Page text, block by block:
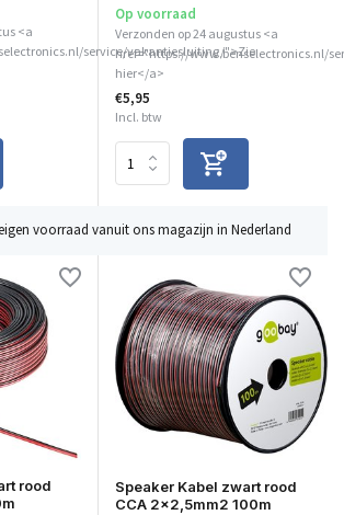
<a
service/vakantiesluiting/">Zie
Op voorraad
Verzonden op 24 augustus <a
href="https://www.benselectronics.nl/
hier</a>
€5,95
Incl. btw
voorraad vanuit ons magazijn in Nederland
rood
Speaker Kabel zwart rood
CCA 2x2,5mm2 100m